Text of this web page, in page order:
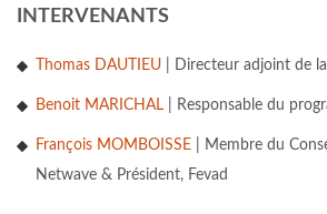
INTERVENANTS
Thomas DAUTIEU | Directeur adjoint de
Benoit MARICHAL | Responsable du
François MOMBOISSE | Membre du
Netwave & Président, Fevad